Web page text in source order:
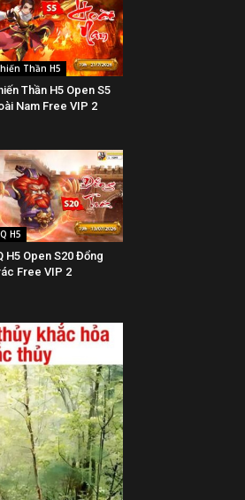
Thần H5
Thần H5 Open S5
Nam Free VIP 2
H5
H5 Open S20 Đổng
Free VIP 2